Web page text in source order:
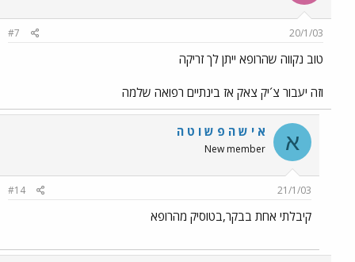
20/1/03
#7
טוב נקווה שהרופא ייתן לך זריקה
וזה יעבור צ´יק צאק אז בינתיים רפואה שלמה
א א י ש ה פ ש ו ט ה
New member
21/1/03
#14
קיבלתי אחת בבקר,בטוסיק מהרופא